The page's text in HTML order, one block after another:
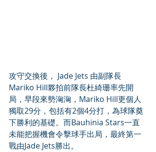
攻守交換後， Jade Jets 由副隊長
Mariko Hill夥拍前隊長杜綺珊率先開
局，早段來勢洶洶，Mariko Hill更個人
獨取29分，包括有2個4分打，為球隊奠
下勝利的基礎。而Bauhinia Stars一直
未能把握機會令擊球手出局，最終第一
戰由Jade Jets勝出。